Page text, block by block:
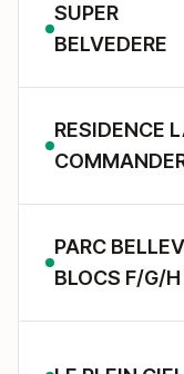
SUPER
BELVEDERE
RESIDENCE
PARC
BLOCS F/G/H